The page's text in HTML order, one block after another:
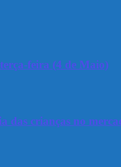
feira (4 de Maio)
das crianças no